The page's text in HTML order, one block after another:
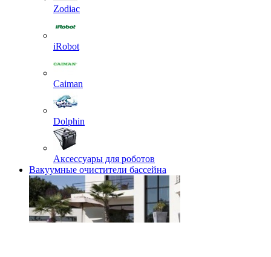
Zodiac
iRobot
Caiman
Dolphin
Аксессуары для роботов
Вакуумные очистители бассейна